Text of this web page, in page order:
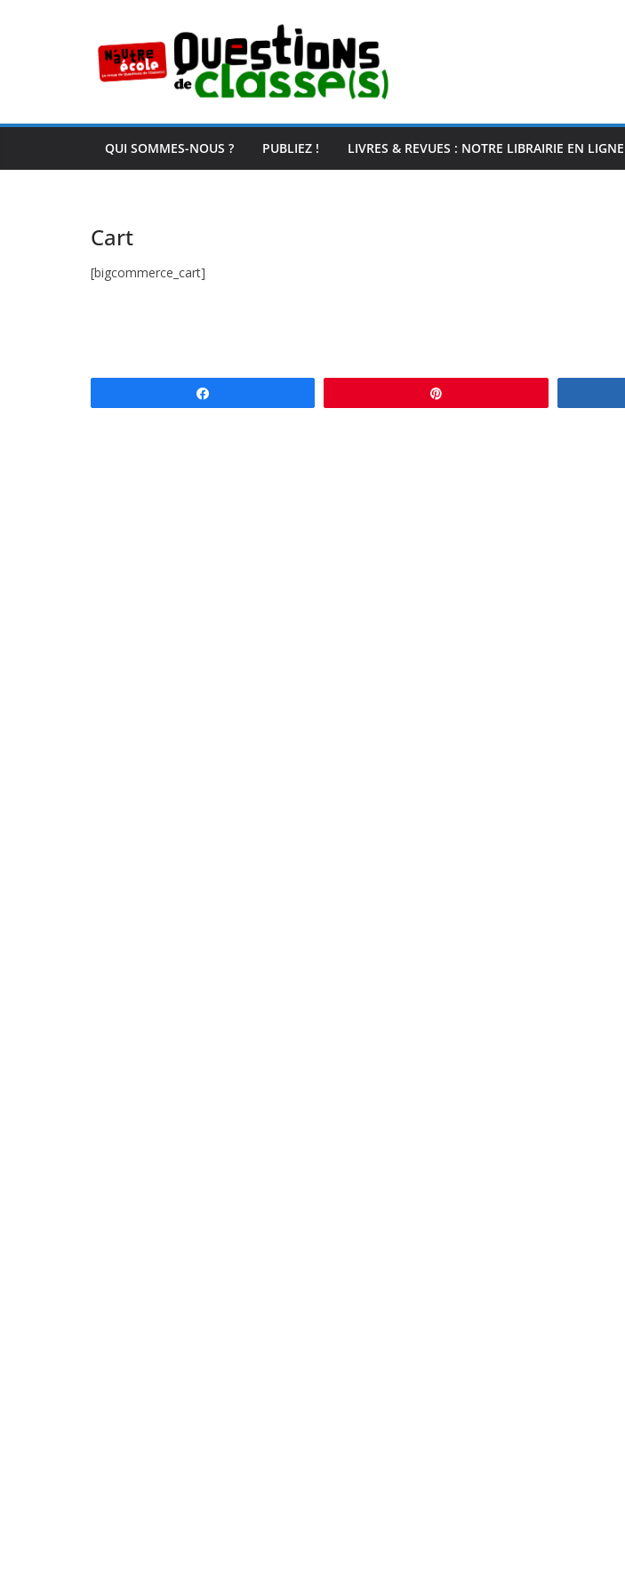
QUI SOMMES-NOUS ? PUBLIEZ ! LIVRES & REVUES : NOTRE LIBRAIRIE EN LIGNE
Cart
[bigcommerce_cart]